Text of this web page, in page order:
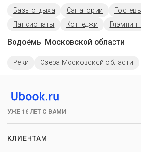
Базы отдыха Санатории
Пансионаты
Коттеджи
Водоёмы Московской области
Реки Озера Московской области
УЖЕ 16 ЛЕТ С ВАМИ
КЛИЕНТАМ